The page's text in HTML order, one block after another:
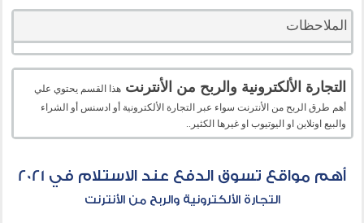
الملاحظات
التجارة الألكترونية والربح من الأنترنت هذا القسم يحتوي علي
أهم طرق الربح من الأنترنت سواء عبر التجارة الألكترونية أو ادسنس أو الشراء
والبيع اونلاين او اليوتيوب او غيرها الكثير..
أهم مواقع تسوق الدفع عند الاستلام في 2021
التجارة الألكترونية والربح من الأنترنت